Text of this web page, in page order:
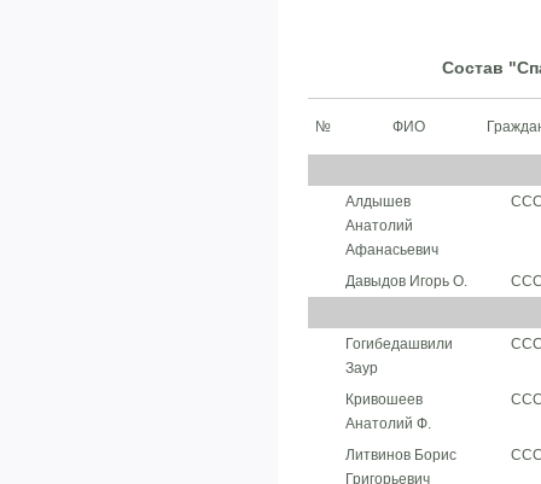
Состав
№ ФИО
Алдышев
Анатолий
Афанасьевич
Давыдов Игорь О.
Гогибедашвили
Заур
Кривошеев
Анатолий Ф.
Литвинов Борис
Григорьевич